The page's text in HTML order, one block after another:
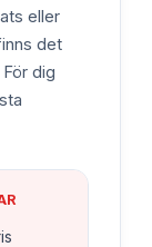
eller
det
dig